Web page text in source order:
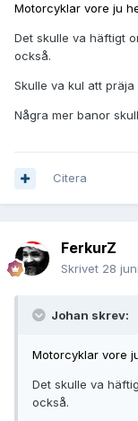
Motorcyklar vore ju
Det skulle va häftigt
också.
Skulle va kul att
Några mer banor
Citera
FerkurZ
Skrivet 28
Johan skrev:
Motorcyklar vore
Det skulle va
också.